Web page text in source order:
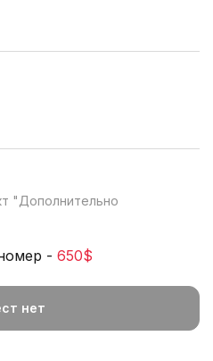
"Дополнительно
- 650$
нет